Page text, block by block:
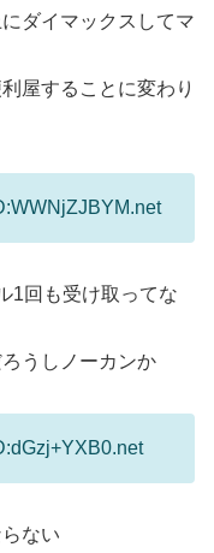
ダイマックスしてマ
屋することに変わり
1回も受け取ってな
うしノーカンか
ない